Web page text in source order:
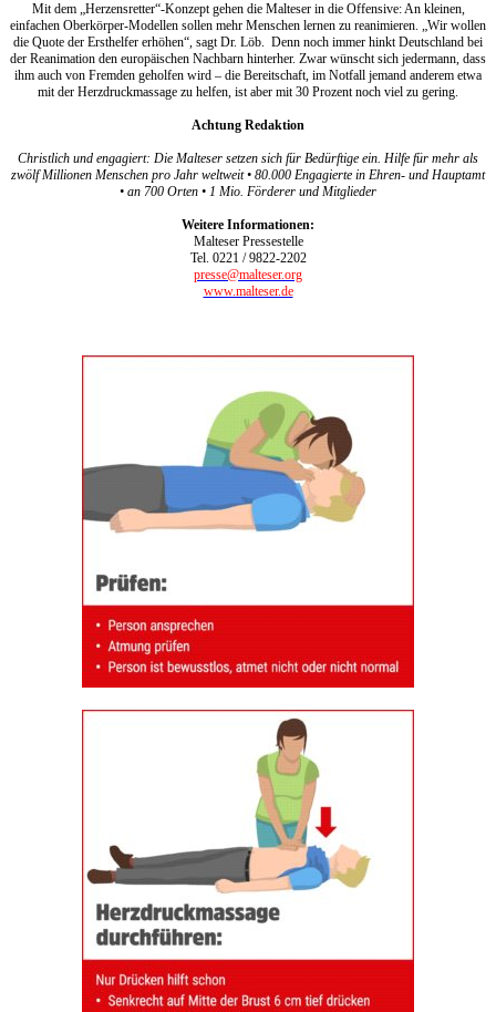
Mit dem „Herzensretter“-Konzept gehen die Malteser in die Offensive: An kleinen,
einfachen Oberkörper-Modellen sollen mehr Menschen lernen zu reanimieren. „Wir wollen
die Quote der Ersthelfer erhöhen“, sagt Dr. Löb. Denn noch immer hinkt Deutschland bei
der Reanimation den europäischen Nachbarn hinterher. Zwar wünscht sich jedermann, dass
ihm auch von Fremden geholfen wird – die Bereitschaft, im Notfall jemand anderem etwa
mit der Herzdruckmassage zu helfen, ist aber mit 30 Prozent noch viel zu gering.
Achtung Redaktion
Christlich und engagiert: Die Malteser setzen sich für Bedürftige ein. Hilfe für mehr als
zwölf Millionen Menschen pro Jahr weltweit • 80.000 Engagierte in Ehren- und Hauptamt
• an 700 Orten • 1 Mio. Förderer und Mitglieder
Weitere Informationen:
Malteser Pressestelle
Tel. 0221 / 9822-2202
presse@malteser.org
www.malteser.de